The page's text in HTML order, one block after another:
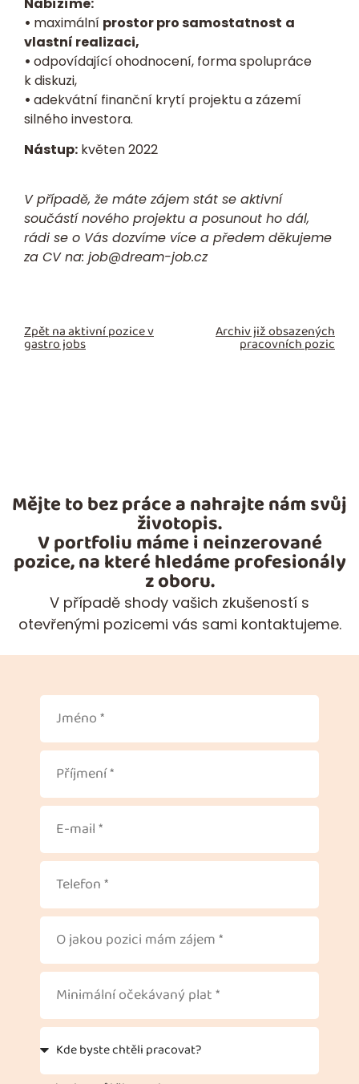
• maximální prostor pro samostatnost a
vlastní realizaci,
• odpovídající ohodnocení, forma spolupráce
k diskuzi,
• adekvátní finanční krytí projektu a zázemí
silného investora.
Nástup: květen 2022
V případě, že máte zájem stát se aktivní
součástí nového projektu a posunout ho dál,
rádi se o Vás dozvíme více a předem děkujeme
za CV na: job@dream-job.cz
Zpět na aktivní pozice v
gastro jobs
Archiv již obsazených
pracovních pozic
Mějte to bez práce a nahrajte nám svůj
životopis.
V portfoliu máme i neinzerované
pozice, na které hledáme profesionály
z oboru.
V případě shody vašich zkušeností s
otevřenými pozicemi vás sami kontaktujeme.